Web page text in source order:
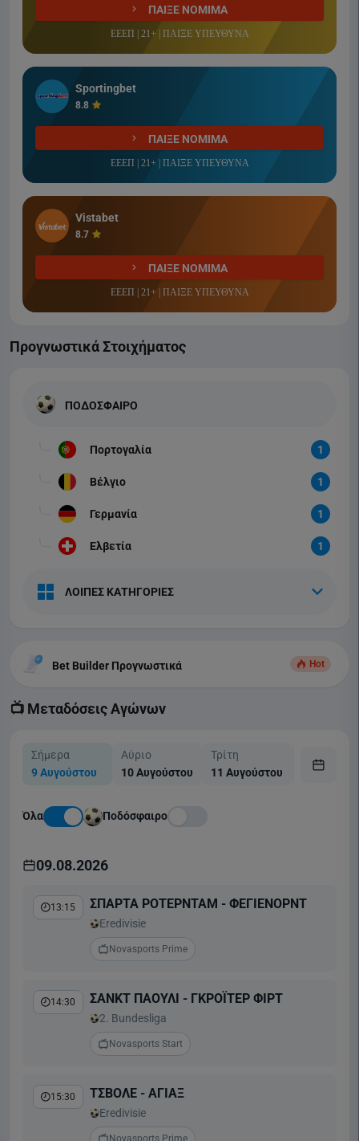
ΠΑΙΞΕ ΝΟΜΙΜΑ
ΕΕΕΠ | 21+ | ΠΑΙΞΕ ΥΠΕΥΘΥΝΑ
Sportingbet
8.8
ΠΑΙΞΕ ΝΟΜΙΜΑ
ΕΕΕΠ | 21+ | ΠΑΙΞΕ ΥΠΕΥΘΥΝΑ
Vistabet
8.7
ΠΑΙΞΕ ΝΟΜΙΜΑ
ΕΕΕΠ | 21+ | ΠΑΙΞΕ ΥΠΕΥΘΥΝΑ
Προγνωστικά Στοιχήματος
ΠΟΔΟΣΦΑΙΡΟ
Πορτογαλία 1
Βέλγιο 1
Γερμανία 1
Ελβετία 1
ΛΟΙΠΕΣ ΚΑΤΗΓΟΡΙΕΣ
Bet Builder Προγνωστικά Hot
📺 Μεταδόσεις Αγώνων
Σήμερα
9 Αυγούστου
Αύριο
10 Αυγούστου
Τρίτη
11 Αυγούστου
12
Όλα Ποδόσφαιρο
09.08.2026
13:15 ΣΠΑΡΤΑ ΡΟΤΕΡΝΤΑΜ - ΦΕΓΙΕΝΟΡΝΤ
Eredivisie
Novasports Prime
14:30 ΣΑΝΚΤ ΠΑΟΥΛΙ - ΓΚΡΟΪΤΕΡ ΦΙΡΤ
2. Bundesliga
Novasports Start
15:30 ΤΣΒΟΛΕ - ΑΓΙΑΞ
Eredivisie
Novasports Prime